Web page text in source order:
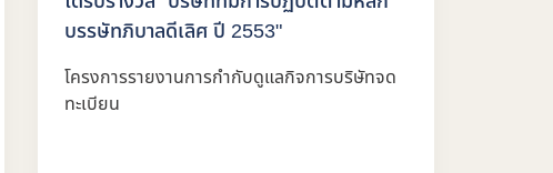
บรรษัทภิบาลดีเลิศ ปี 2553"
โครงการรายงานการกำกับดูแลกิจการบริษัทจด
ทะเบียน